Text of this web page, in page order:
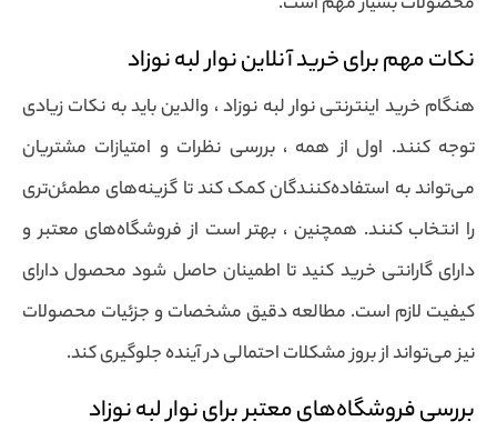
نکات مهم برای خرید آنلاین نوار لبه نوزاد
هنگام خرید اینترنتی نوار لبه نوزاد ، والدین باید به نکات زیادی
توجه کنند. اول از همه ، بررسی نظرات و امتیازات مشتریان
می‌تواند به استفاده‌کنندگان کمک کند تا گزینه‌های مطمئن‌تری
را انتخاب کنند. همچنین ، بهتر است از فروشگاه‌های معتبر و
دارای گارانتی خرید کنید تا اطمینان حاصل شود محصول دارای
کیفیت لازم است. مطالعه دقیق مشخصات و جزئیات محصولات
نیز می‌تواند از بروز مشکلات احتمالی در آینده جلوگیری کند.
بررسی فروشگاه‌های معتبر برای نوار لبه نوزاد